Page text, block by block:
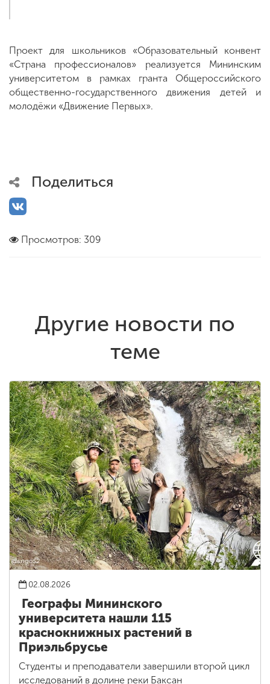
Проект для школьников «Образовательный конвент
«Страна профессионалов» реализуется Мининским
университетом в рамках гранта Общероссийского
общественно-государственного движения детей и
молодёжи «Движение Первых».
Поделиться
Просмотров: 309
Другие новости по
теме
02.08.2026
Географы Мининского
университета нашли 115
краснокнижных растений в
Приэльбрусье
Студенты и преподаватели завершили второй цикл
исследований в долине реки Баксан